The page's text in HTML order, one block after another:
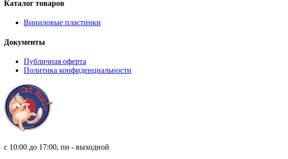
Каталог товаров
Виниловые пластинки
Документы
Публичная оферта
Политика конфиденциальности
с 10:00 до 17:00, пн - выходной